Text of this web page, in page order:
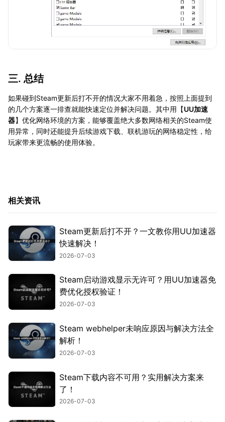
三. 总结
如果碰到Steam更新后打不开的情况大家不用着急，按照上面提到
的几个方案逐一排查就能快速定位并解决问题。其中用【UU加速
器】优化网络环境的方案，能够覆盖绝大多数网络相关的Steam使
用异常，同时还能提升后续游戏下载、联机游玩的网络稳定性，给
玩家带来更流畅的使用体验。
相关资讯
Steam更新后打不开？一文教你用UU加速器
快速解决！
2026-07-03
Steam启动游戏显示无许可？用UU加速器免
费优化授权验证！
2026-07-03
Steam webhelper未响应原因与解决方法全
解析！
2026-07-03
Steam下载内容不可用？实用解决方案来
了！
2026-07-03